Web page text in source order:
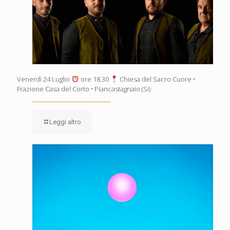
Venerdì 24 Luglio ore 18.30
Chiesa del Sacro Cuore •
Frazione Casa del Corto • Piancastagnaio (Si)
Leggi altro